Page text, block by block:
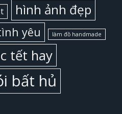
hình ảnh đẹp
yêu làm đồ handmade
tết hay
bất hủ